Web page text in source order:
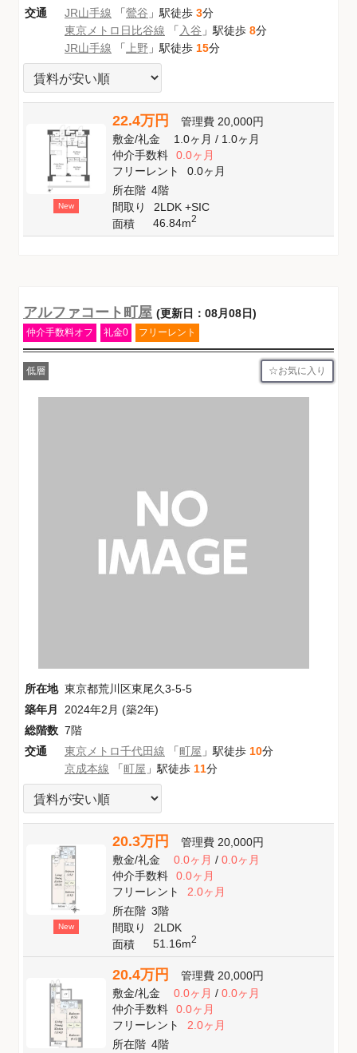
交通
JR山手線 「鶯谷 」駅徒歩 3分
東京メトロ日比谷線 「 入谷 」駅徒歩 8分
JR山手線 「 上野 」駅徒歩 15分
New
22.4万円 管理費 20,000円
敷金/礼金 1.0ヶ月/ 1.0ヶ月
仲介手数料
0.0ヶ月
フリーレント
0.0ヶ月
所在階 4階
間取り
2LDK +SIC
面積
46.84m2
アルファコート町屋 (更新日：08月08日)
仲介手数料オフ 礼金0 フリーレント
低層 お気に入り
所在地 東京都荒川区東尾久3-5-5
築年月
2024年2月 (築2年)
総階数 7階
交通
東京メトロ千代田線 「町屋 」駅徒歩 10分
京成本線 「町屋 」駅徒歩 11分
New
20.3万円 管理費 20,000円
敷金/礼金 0.0ヶ月/ 0.0ヶ月
仲介手数料
0.0ヶ月
フリーレント
2.0ヶ月
所在階 3階
間取り
2LDK
面積
51.16m2
20.4万円 管理費 20,000円
敷金/礼金 0.0ヶ月/ 0.0ヶ月
仲介手数料
0.0ヶ月
フリーレント
2.0ヶ月
所在階 4階